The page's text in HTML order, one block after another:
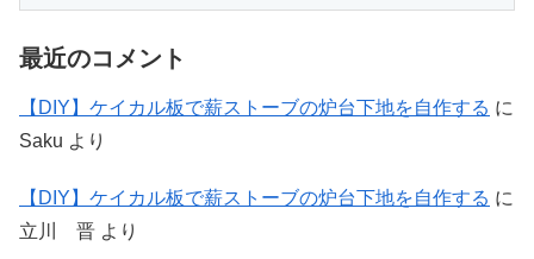
最近のコメント
【DIY】ケイカル板で薪ストーブの炉台下地を自作する に
Saku より
【DIY】ケイカル板で薪ストーブの炉台下地を自作する に
立川 晋 より